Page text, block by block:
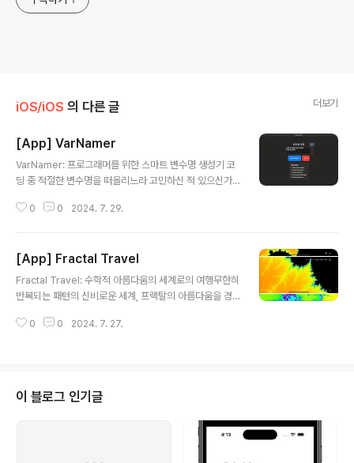
iOS/iOS 의 다른 글 더보기
[App] VarNamer
VarNamer: 프로그래머를 위한 스마트 변수명 생성기 코
딩 중 적절한 변수명을 떠올리느라 고민하신 적 있으신가
r는 인공지능 기술을 활용하여 프로그래머들이 명확하고
변수명 추천- 다양한 프로그래밍 언어와 코딩 스타일 지
원- 빠르고 효율적인 변수명 생성으로 개발 속도 향상- 직
관적이고 사용하기 쉬운 인터페이스- macOS의 네이티브
드의 가독성과 유지보수성이 향상됩니다.- 변수명 고민 시
0 0 2024. 7. 29.
[App] Fractal Travel
Fractal Travel: 수학적 아름다움의 세계로의 여행무한히
반복되는 패턴의 신비로운 세계, 프랙탈의 아름다움을 경
만나는 경이로운 여정으로 안내합니다.주요 기능: 다양한
경험하세요.자동 확대: 끝없이 이어지는 프랙탈의 세계를
확대하며 새로운 패턴을 발견해보세요.직관적인 컨트롤:
손쉬운 제스처로 줌인/아웃, 이동을 제어할 수 있습니다.커
스터마이즈 가능한 설정: 색상, 반복 횟수, 기타 매개변수를
0 0 2024. 7. 27.
이 블로그 인기글